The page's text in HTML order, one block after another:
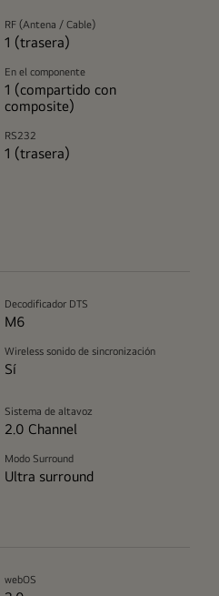
RF (Antena / Cable)
1 (trasera)
En el componente
1 (compartido con
composite)
RS232
1 (trasera)
Decodificador DTS
M6
Wireless sonido de sincronización
Sí
Sistema de altavoz
2.0 Channel
Modo Surround
Ultra surround
webOS